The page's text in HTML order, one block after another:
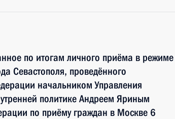
по итогам личного приёма в режиме
Севастополя, проведённого
начальником Управления
политике Андреем Яриным
по приёму граждан в Москве 6